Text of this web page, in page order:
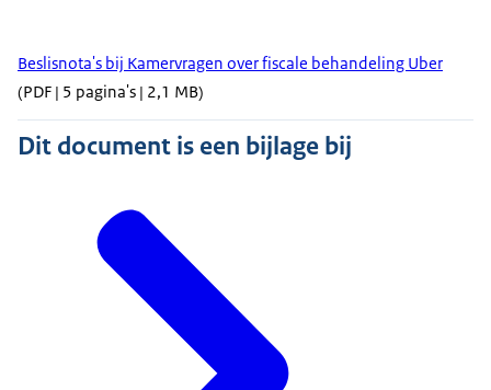
Beslisnota's bij Kamervragen over fiscale behandeling Uber
(PDF | 5 pagina's | 2,1 MB)
Dit document is een bijlage bij